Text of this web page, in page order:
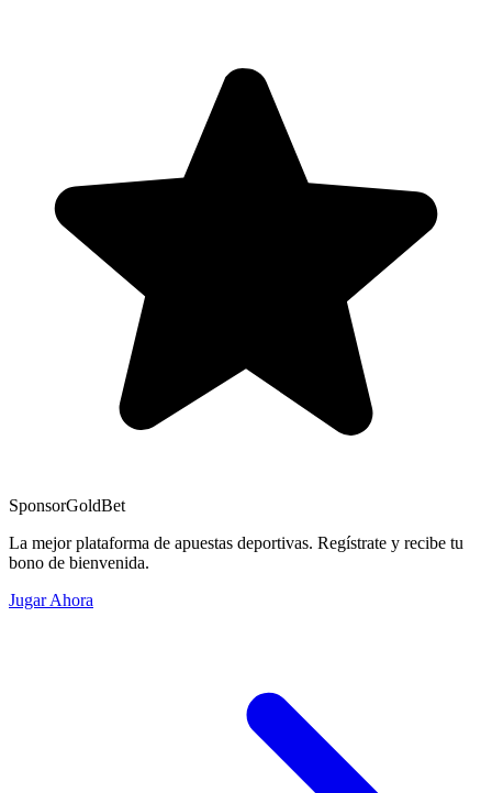
SponsorGoldBet
La mejor plataforma de apuestas deportivas. Regístrate y recibe tu
bono de bienvenida.
Jugar Ahora